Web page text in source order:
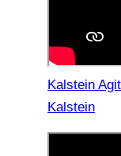
Kalstein
Kalstein